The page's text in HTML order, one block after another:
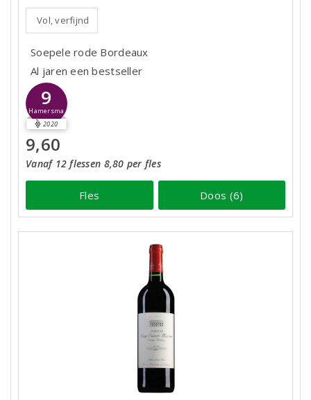
Vol, verfijnd
Soepele rode Bordeaux
Al jaren een bestseller
9
Hamersma
2020
9,60
Vanaf 12 flessen 8,80 per fles
Fles Doos (6)